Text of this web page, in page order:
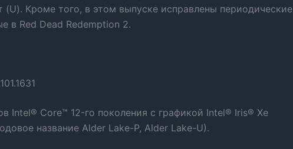
Кроме того, в этом выпуске исправлены периодические
в Red Dead Redemption 2.
Intel® Core™ 12-го поколения с графикой Intel® Iris® Xe
название Alder Lake-P, Alder Lake-U).